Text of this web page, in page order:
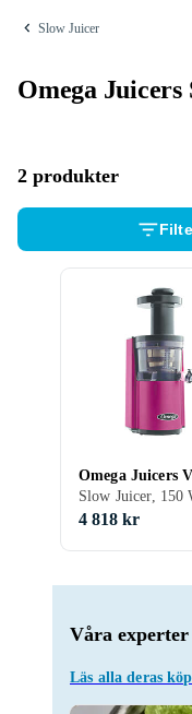
Slow Juicer
Omega Juicers
2 produkter
Våra
Läs alla deras
Omega Juicers
4 818 kr